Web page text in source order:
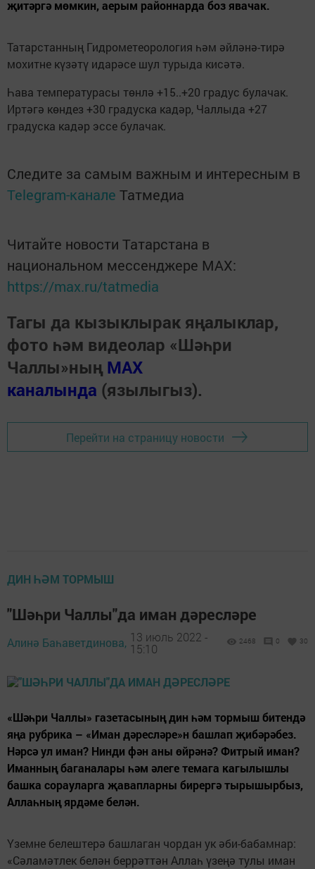
җитәргә мөмкин, аерым районнарда боз явачак.
Татарстанның Гидрометеорология һәм әйләнә-тирә
мохитне күзәтү идарәсе шул турыда кисәтә.
Һава температурасы төнлә +15..+20 градус булачак.
Иртәгә көндез +30 градуска кадәр, Чаллыда +27
градуска кадәр эссе булачак.
Следите за самым важным и интересным в
Telegram-канале Татмедиа
Читайте новости Татарстана в
национальном мессенджере MАХ:
https://max.ru/tatmedia
Тагы да кызыклырак яңалыклар,
фото һәм видеолар «Шәһри
Чаллы»ның MAX
каналында (язылыгыз).
Перейти на страницу новости
ДИН ҺӘМ ТОРМЫШ
"Шәһри Чаллы"да иман дәресләре
Алинә Баһаветдинова, 13 июль 2022 -
15:10
2468 0 30
«Шәһри Чаллы» газетасының дин һәм тормыш битендә
яңа рубрика – «Иман дәресләре»н башлап җибәрәбез.
Нәрсә ул иман? Нинди фән аны өйрәнә? Фитрый иман?
Иманның баганалары һәм әлеге темага кагылышлы
башка сорауларга җавапларны бирергә тырышырбыз,
Аллаһның ярдәме белән.
Үземне белештерә башлаган чордан ук әби-бабамнар:
«Сәламәтлек белән беррәттән Аллаһ үзеңә тулы иман